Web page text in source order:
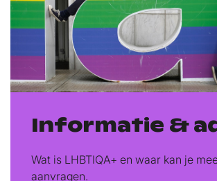
Informatie &
Wat is LHBTIQA+ en waar kan je
aanvragen.